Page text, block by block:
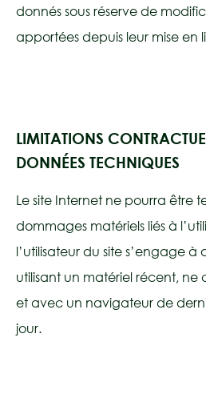
donnés sous réserve de
apportées depuis leur mise en
LIMITATIONS
DONNÉES TECHNIQUES
Le site Internet ne pourra être
dommages matériels liés à
l’utilisateur du site s’engage
utilisant un matériel récent, ne
et avec un navigateur de
jour.